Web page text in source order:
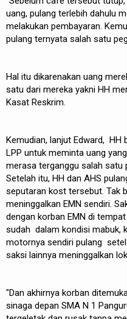
uang, pulang terlebih dahulu
melakukan pembayaran.
pulang ternyata salah satu
Hal itu dikarenakan uang
satu dari mereka yakni HH
Kasat Reskrim.
Kemudian, lanjut Edward,
LPP untuk meminta uang
merasa terganggu salah satu
Setelah itu, HH dan AHS
seputaran kost tersebut. Tak
meninggalkan EMN sendiri.
dengan korban EMN di
sudah dalam kondisi mabuk,
motornya sendiri pulang
saksi lainnya meninggalkan
"Dan akhirnya korban
sinaga depan SMA N 1